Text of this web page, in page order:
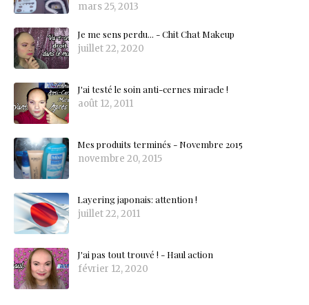
mars 25, 2013
Je me sens perdu... - Chit Chat Makeup
juillet 22, 2020
J'ai testé le soin anti-cernes miracle !
août 12, 2011
Mes produits terminés - Novembre 2015
novembre 20, 2015
Layering japonais: attention !
juillet 22, 2011
J'ai pas tout trouvé ! - Haul action
février 12, 2020